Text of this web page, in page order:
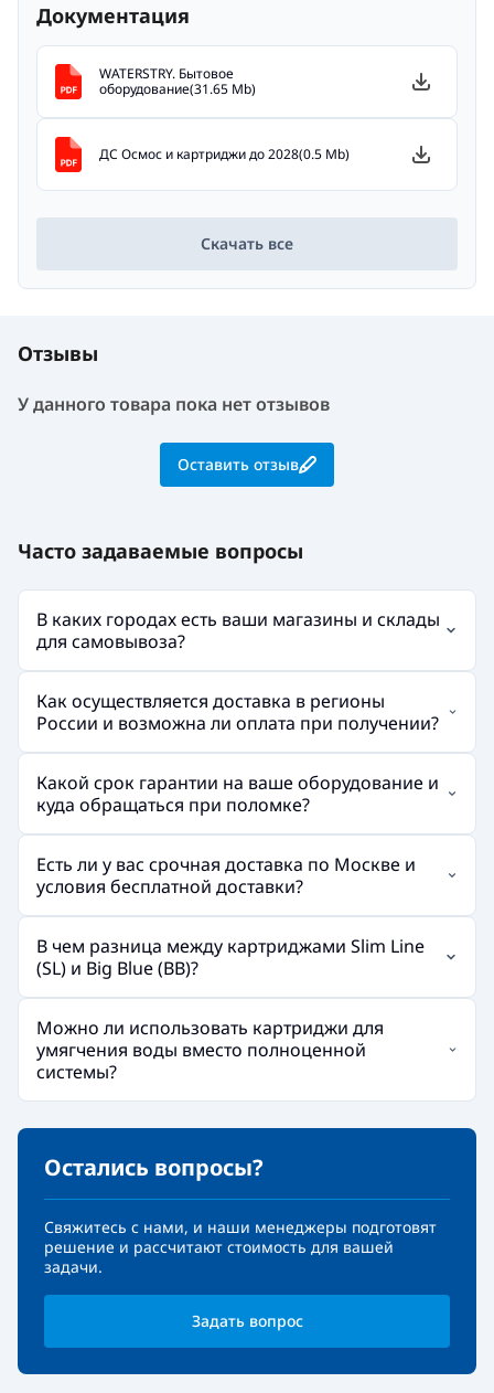
Документация
WATERSTRY. Бытовое
оборудование(31.65 Mb)
ДС Осмос и картриджи до 2028(0.5 Mb)
Скачать все
Отзывы
У данного товара пока нет отзывов
Оставить отзыв
Часто задаваемые вопросы
В каких городах есть ваши магазины и склады
для самовывоза?
Как осуществляется доставка в регионы
России и возможна ли оплата при получении?
Какой срок гарантии на ваше оборудование и
куда обращаться при поломке?
Есть ли у вас срочная доставка по Москве и
условия бесплатной доставки?
В чем разница между картриджами Slim Line
(SL) и Big Blue (BB)?
Можно ли использовать картриджи для
умягчения воды вместо полноценной
системы?
Остались вопросы?
Свяжитесь с нами, и наши менеджеры подготовят
решение и рассчитают стоимость для вашей
задачи.
Задать вопрос